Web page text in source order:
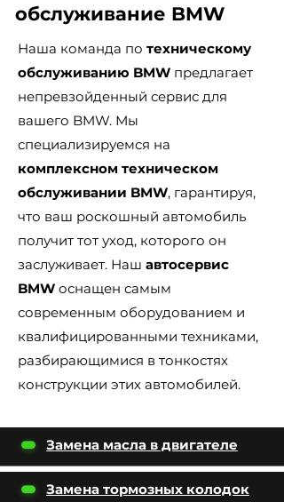
обслуживание BMW
Наша команда по техническому
обслуживанию BMW предлагает
непревзойденный сервис для
вашего BMW. Мы
специализируемся на
комплексном техническом
обслуживании BMW, гарантируя,
что ваш роскошный автомобиль
получит тот уход, которого он
заслуживает. Наш автосервис
BMW оснащен самым
современным оборудованием и
квалифицированными техниками,
разбирающимися в тонкостях
конструкции этих автомобилей.
Замена масла в двигателе
Замена тормозных колодок